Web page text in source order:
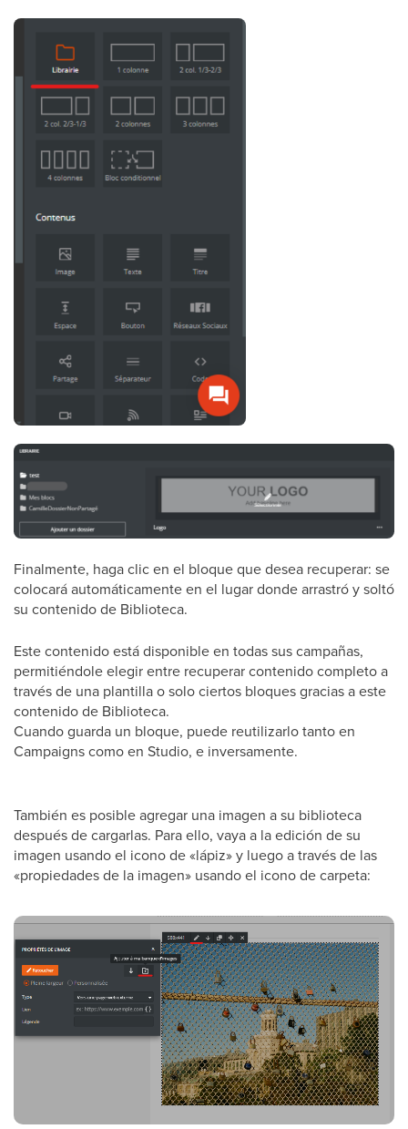
Finalmente, haga clic en el bloque que desea recuperar: se
colocará automáticamente en el lugar donde arrastró y soltó
su contenido de Biblioteca.
Este contenido está disponible en todas sus campañas,
permitiéndole elegir entre recuperar contenido completo a
través de una plantilla o solo ciertos bloques gracias a este
contenido de Biblioteca.
Cuando guarda un bloque, puede reutilizarlo tanto en
Campaigns como en Studio, e inversamente.
También es posible agregar una imagen a su biblioteca
después de cargarlas. Para ello, vaya a la edición de su
imagen usando el icono de «lápiz» y luego a través de las
«propiedades de la imagen» usando el icono de carpeta: